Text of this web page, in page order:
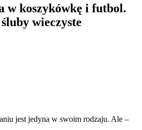
w koszykówkę i futbol.
wieczyste
jest jedyna w swoim rodzaju. Ale –